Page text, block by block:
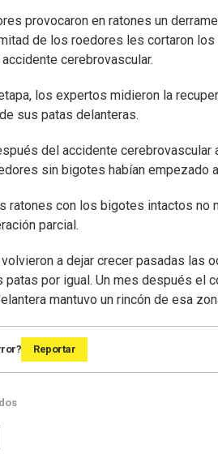
provocaron en ratones un
de los roedores les cortaron
cerebrovascular.
los expertos midieron la
sus patas delanteras.
del accidente
sin bigotes habían empezado
ratones con los bigotes intactos
parcial.
a dejar crecer pasadas las
patas por igual. Un mes después el
mantuvo un rincón de esa
Reportar